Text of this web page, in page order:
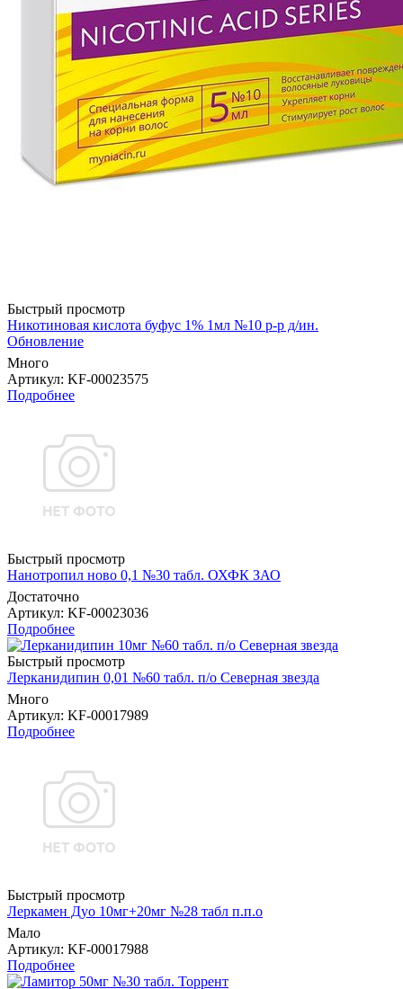
Быстрый просмотр
Никотиновая кислота буфус 1% 1мл №10 р-р д/ин.
Обновление
Много
Артикул: KF-00023575
Подробнее
Быстрый просмотр
Нанотропил ново 0,1 №30 табл. ОХФК ЗАО
Достаточно
Артикул: KF-00023036
Подробнее
Быстрый просмотр
Лерканидипин 0,01 №60 табл. п/о Северная звезда
Много
Артикул: KF-00017989
Подробнее
Быстрый просмотр
Леркамен Дуо 10мг+20мг №28 табл п.п.о
Мало
Артикул: KF-00017988
Подробнее